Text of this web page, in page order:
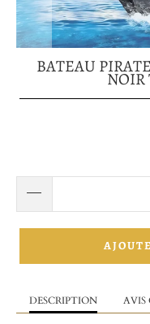
BATEAU
NOIR
DESCRIPTION AVIS